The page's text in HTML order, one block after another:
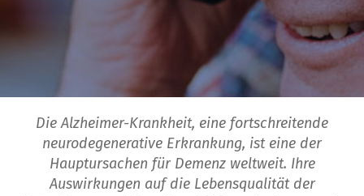
Die Alzheimer-Krankheit, eine fortschreitende
neurodegenerative Erkrankung, ist eine der
Hauptursachen für Demenz weltweit. Ihre
Auswirkungen auf die Lebensqualität der